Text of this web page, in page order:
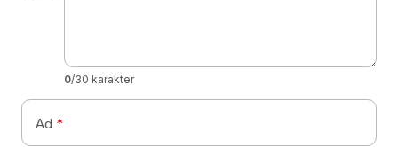
0/30 karakter
Ad *